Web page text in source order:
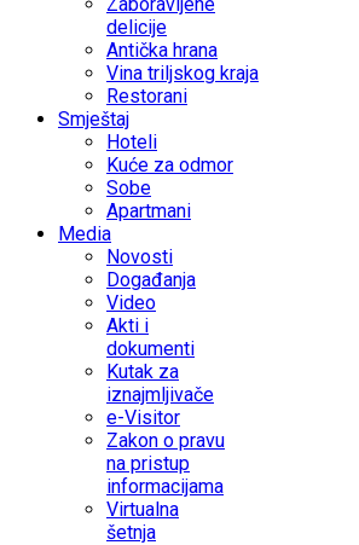
delicije
Antička hrana
Vina triljskog kraja
Restorani
Smještaj
Hoteli
Kuće za odmor
Sobe
Apartmani
Media
Novosti
Događanja
Video
Akti i
dokumenti
Kutak za
iznajmljivače
e-Visitor
Zakon o pravu
na pristup
informacijama
Virtualna
šetnja